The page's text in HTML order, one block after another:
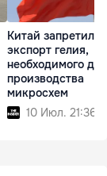
Китай запретил
экспорт гелия,
необходимого для
производства
микросхем
10 Июл. 21:36